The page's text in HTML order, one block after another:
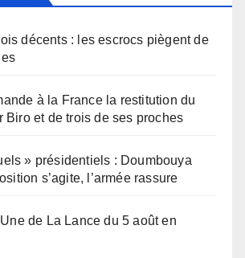
décents : les escrocs piègent de
à la France la restitution du
Biro et de trois de ses proches
» présidentiels : Doumbouya
s’agite, l’armée rassure
de La Lance du 5 août en